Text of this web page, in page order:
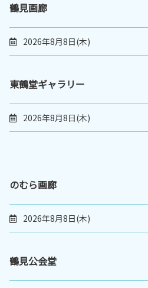
鶴見画廊
2026年8月8日(木)
東鶴堂ギャラリー
2026年8月8日(木)
のむら画廊
2026年8月8日(木)
鶴見公会堂